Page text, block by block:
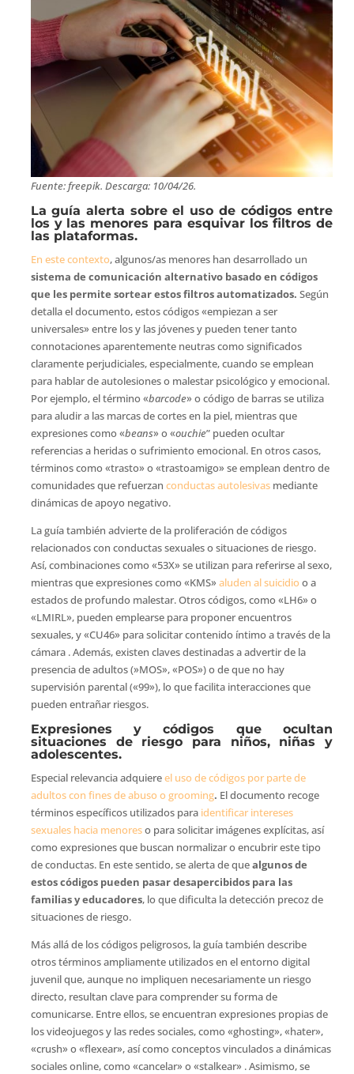
Fuente: freepik. Descarga: 10/04/26.
La guía alerta sobre el uso de códigos entre
los y las menores para esquivar los filtros de
las plataformas.
En este contexto, algunos/as menores han desarrollado un
sistema de comunicación alternativo basado en códigos
que les permite sortear estos filtros automatizados. Según
detalla el documento, estos códigos «empiezan a ser
universales» entre los y las jóvenes y pueden tener tanto
connotaciones aparentemente neutras como significados
claramente perjudiciales, especialmente, cuando se emplean
para hablar de autolesiones o malestar psicológico y emocional.
Por ejemplo, el término «barcode» o código de barras se utiliza
para aludir a las marcas de cortes en la piel, mientras que
expresiones como «beans» o «ouchie” pueden ocultar
referencias a heridas o sufrimiento emocional. En otros casos,
términos como «trasto» o «trastoamigo» se emplean dentro de
comunidades que refuerzan conductas autolesivasmediante
dinámicas de apoyo negativo.
La guía también advierte de la proliferación de códigos
relacionados con conductas sexuales o situaciones de riesgo.
Así, combinaciones como «53X» se utilizan para referirse al sexo,
mientras que expresiones como «KMS» aluden al suicidio o a
estados de profundo malestar. Otros códigos, como «LH6» o
«LMIRL», pueden emplearse para proponer encuentros
sexuales, y «CU46» para solicitar contenido íntimo a través de la
cámara . Además, existen claves destinadas a advertir de la
presencia de adultos (»MOS», «POS») o de que no hay
supervisión parental («99»), lo que facilita interacciones que
pueden entrañar riesgos.
Expresiones y códigos que ocultan
situaciones de riesgo para niños, niñas y
adolescentes.
Especial relevancia adquiereel uso de códigos por parte de
adultos con fines de abuso o grooming. El documento recoge
términos específicos utilizados para identificar intereses
sexuales hacia menoreso para solicitar imágenes explícitas, así
como expresiones que buscan normalizar o encubrir este tipo
de conductas. En este sentido, se alerta de quealgunos de
estos códigos pueden pasar desapercibidos para las
familias y educadores, lo que dificulta la detección precoz de
situaciones de riesgo.
Más allá de los códigos peligrosos, la guía también describe
otros términos ampliamente utilizados en el entorno digital
juvenil que, aunque no impliquen necesariamente un riesgo
directo, resultan clave para comprender su forma de
comunicarse. Entre ellos, se encuentran expresiones propias de
los videojuegos y las redes sociales, como «ghosting», «hater»,
«crush» o «flexear», así como conceptos vinculados a dinámicas
sociales online, como «cancelar» o «stalkear» . Asimismo, se